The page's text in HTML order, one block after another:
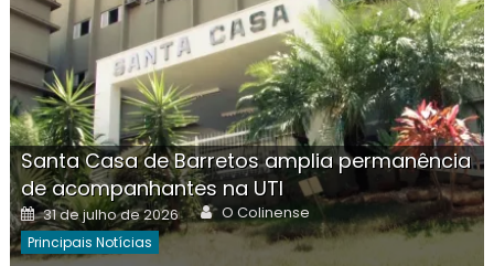
Santa Casa de Barretos amplia permanência
de acompanhantes na UTI
Posted
on
31 de julho de 2026 Author
O Colinense
Principais Notícias